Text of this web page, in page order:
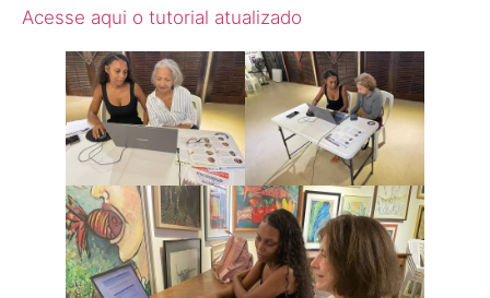
Acesse aqui o tutorial atualizado